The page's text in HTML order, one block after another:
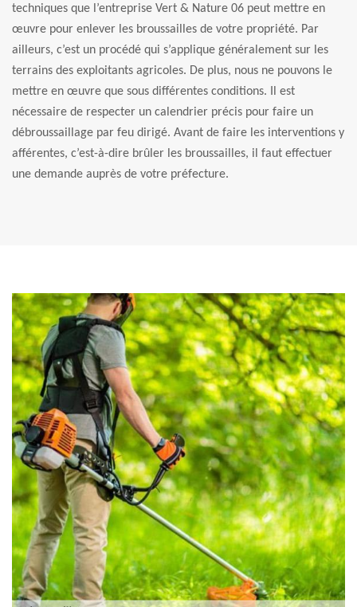
techniques que l’entreprise Vert & Nature 06 peut mettre en
œuvre pour enlever les broussailles de votre propriété. Par
ailleurs, c’est un procédé qui s’applique généralement sur les
terrains des exploitants agricoles. De plus, nous ne pouvons le
mettre en œuvre que sous différentes conditions. Il est
nécessaire de respecter un calendrier précis pour faire un
débroussaillage par feu dirigé. Avant de faire les interventions y
afférentes, c’est-à-dire brûler les broussailles, il faut effectuer
une demande auprès de votre préfecture.